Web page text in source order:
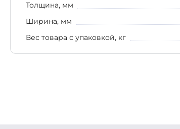
Толщина, мм
Ширина, мм
Вес товара с упаковкой, кг